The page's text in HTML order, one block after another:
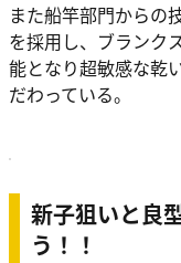
また船竿部門からの
を採用し、ブランク
能となり超敏感な乾
だわっている。
新子狙いと良
う！！